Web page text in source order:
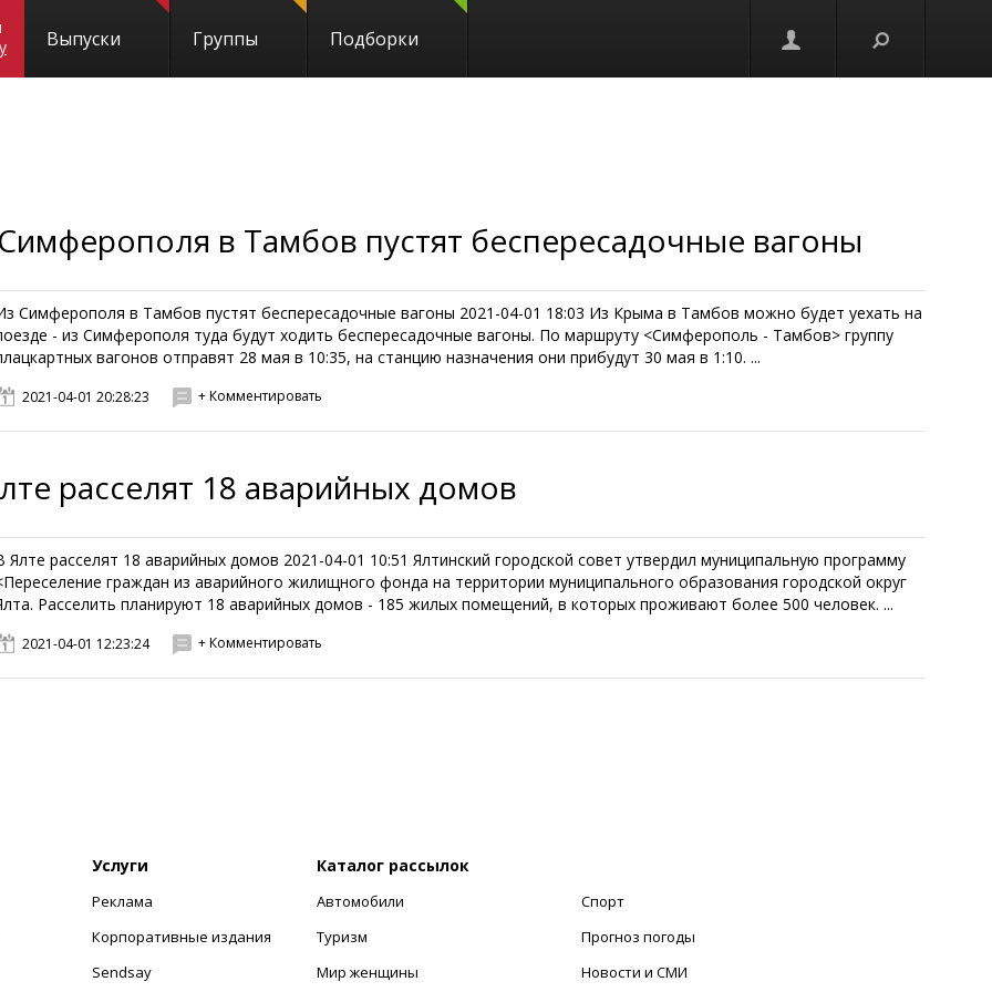
Выпуски Группы Подборки
в Тамбов пустят беспересадочные вагоны
Симферополя в Тамбов пустят беспересадочные вагоны 2021-04-01 18:03 Из Крыма в Тамбов можно будет уехать на
- из Симферополя туда будут ходить беспересадочные вагоны. По маршруту <Симферополь - Тамбов> группу
вагонов отправят 28 мая в 10:35, на станцию назначения они прибудут 30 мая в 1:10. ...
2021-04-01 20:28:23 + Комментировать
расселят 18 аварийных домов
Ялте расселят 18 аварийных домов 2021-04-01 10:51 Ялтинский городской совет утвердил муниципальную программу
граждан из аварийного жилищного фонда на территории муниципального образования городской округ
Расселить планируют 18 аварийных домов - 185 жилых помещений, в которых проживают более 500 человек. ...
2021-04-01 12:23:24 + Комментировать
Услуги
Реклама
Корпоративные издания
Sendsay
Каталог рассылок
Автомобили
Туризм
Мир женщины
Спорт
Прогноз погоды
Новости и СМИ